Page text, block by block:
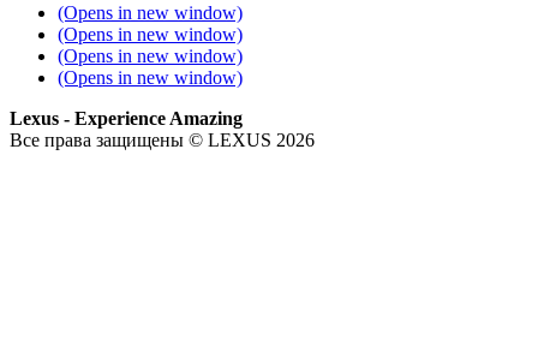
(Opens in new window)
(Opens in new window)
(Opens in new window)
(Opens in new window)
Lexus - Experience Amazing
Все права защищены © LEXUS 2026